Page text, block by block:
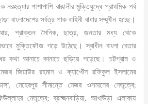
নরহত্যার পাশাপাশি বাঙালীর মুক্তিযুদ্ধে প্রাথমিক পর্ব
বাংলাদেশের সর্বত্র পাক বাহিনী বাধার সম্মুখীন হচ্ছে।
প্রাক্তন সৈনিক, ছাত্র, জনতার মধ্য থেকে
মুক্তিফৌজ গড়ে উঠেছে। স্বাধীন বাংলা বেতার
কথা আনাচে কানাচে ছড়িয়ে পড়েছে। চট্টগ্রাম ও
মেজর জিয়াউর রহমান ও ক্যাপ্টেন রফিকুল ইসলামের
মেহেরপুর সীমান্তে মেজর ওসমানের নেতৃত্বে;
নেতৃত্বে; ব্রাক্ষ্মনবাড়িয়া, আখাউড়া এলাকায়